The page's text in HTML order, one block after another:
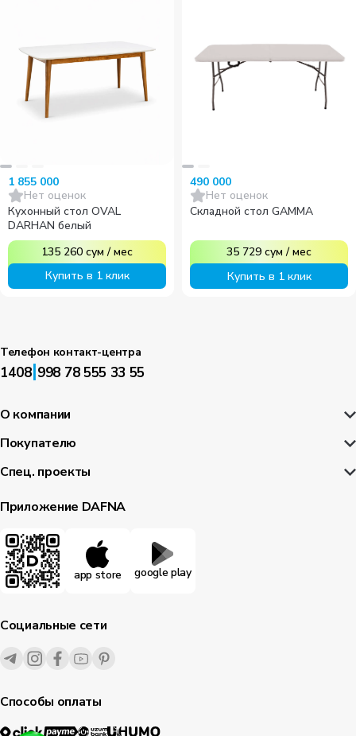
1 855 000
Нет оценок
Кухонный стол OVAL
DARHAN белый
135 260 сум /мес
Купить в 1 клик
490 000
Нет оценок
Складной стол GAMMA
35 729 сум /мес
Купить в 1 клик
Телефон контакт-центра
1408|998 78 555 33 55
О компании
Покупателю
Спец. проекты
Приложение DAFNA
app store google play
Социальные сети
Способы оплаты